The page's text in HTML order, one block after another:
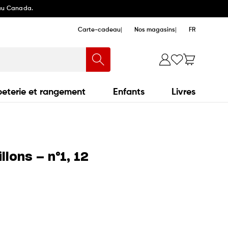
Canada.
Carte-cadeau Nos magasins FR
et rangement Enfants Livres
— n°1, 12